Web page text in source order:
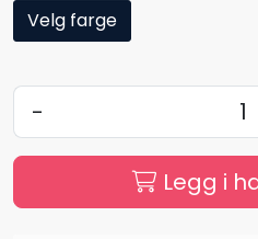
Velg farge
-
Legg i